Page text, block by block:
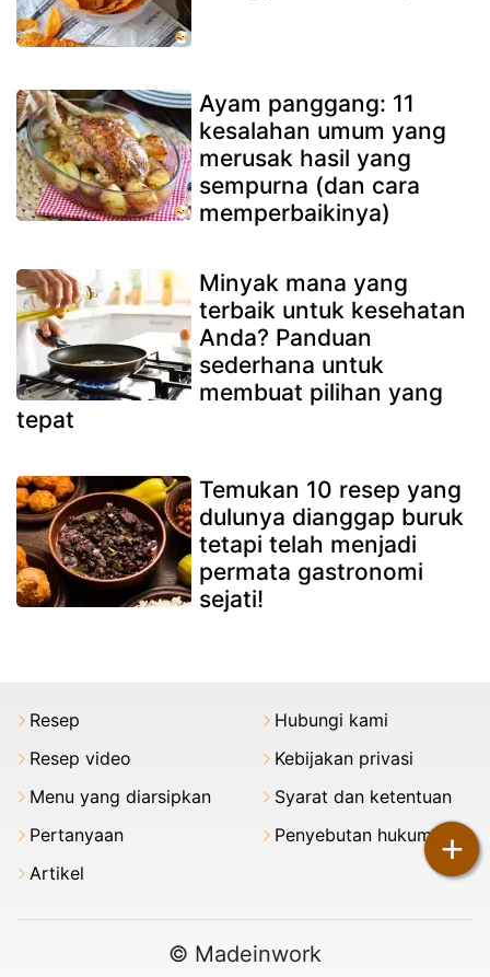
Ayam panggang: 11
kesalahan umum yang
merusak hasil yang
sempurna (dan cara
memperbaikinya)
Minyak mana yang
terbaik untuk kesehatan
Anda? Panduan
sederhana untuk
membuat pilihan yang
tepat
Temukan 10 resep yang
dulunya dianggap buruk
tetapi telah menjadi
permata gastronomi
sejati!
+
Resep
Resep video
Menu yang diarsipkan
Pertanyaan
Artikel
Hubungi kami
Kebijakan privasi
Syarat dan ketentuan
Penyebutan hukum
© Madeinwork